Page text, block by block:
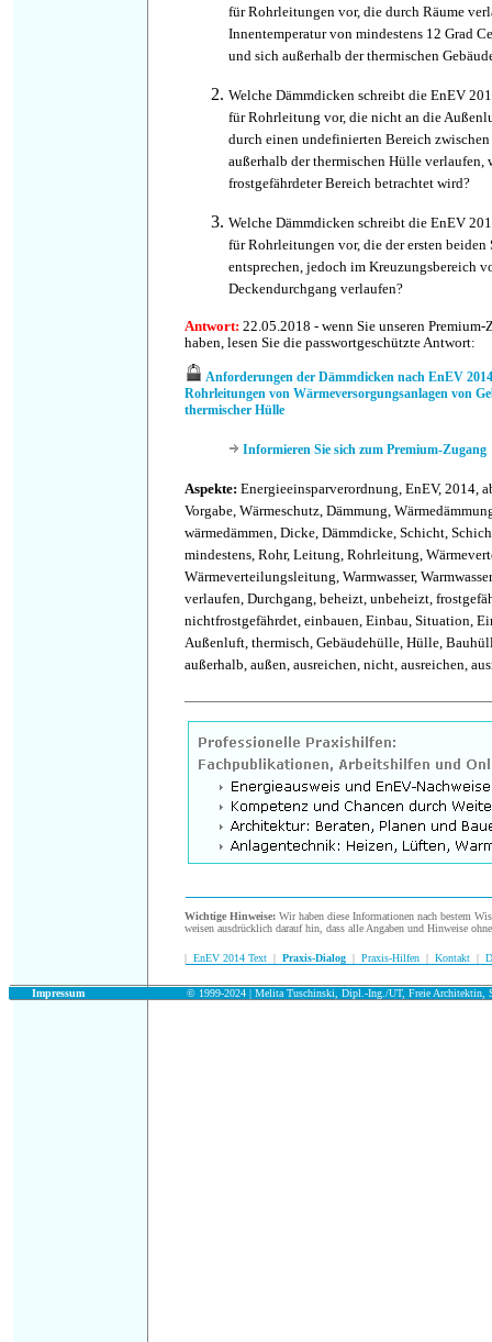
für Rohrleitungen vor, die durch Räume
Innentemperatur von mindestens 12 Grad
und sich außerhalb der thermischen
Welche Dämmdicken schreibt die EnEV
für Rohrleitung vor, die nicht an die
durch einen undefinierten Bereich
außerhalb der thermischen Hülle verlaufen,
frostgefährdeter Bereich betrachtet wird?
Welche Dämmdicken schreibt die EnEV
für Rohrleitungen vor, die der ersten beiden
entsprechen, jedoch im Kreuzungsbereich
Deckendurchgang verlaufen?
Antwort: 22.05.2018 - wenn Sie unseren
haben, lesen Sie die passwortgeschützte Antwort:
Anforderungen der Dämmdicken nach EnEV
Rohrleitungen von Wärmeversorgungsanlagen von
thermischer Hülle
Informieren Sie sich zum Premium-Zugang
Aspekte: Energieeinsparverordnung, EnEV, 2014,
Vorgabe, Wärmeschutz, Dämmung,
wärmedämmen, Dicke, Dämmdicke, Schicht,
mindestens, Rohr, Leitung, Rohrleitung,
Wärmeverteilungsleitung, Warmwasser,
verlaufen, Durchgang, beheizt, unbeheizt,
nichtfrostgefährdet, einbauen, Einbau, Situation,
Außenluft, thermisch, Gebäudehülle, Hülle,
außerhalb, außen, ausreichen, nicht, ausreichen,
Wichtige Hinweise: Wir haben diese Informationen nach bestem
weisen ausdrücklich darauf hin, dass alle Angaben und Hinweise
| EnEV 2014 Text | Praxis-Dialog | Praxis-Hilfen | Kontakt |
Impressum © 1999-2024 | Melita Tuschinski, Dipl.-Ing./UT, Freie Architektin,